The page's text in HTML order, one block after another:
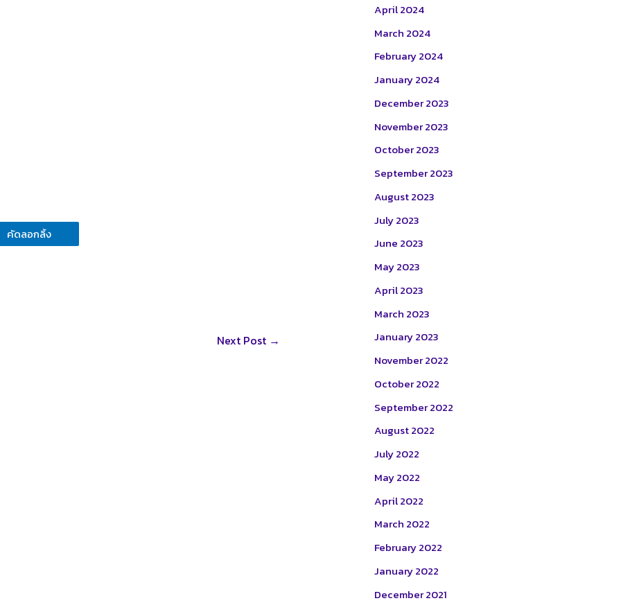
คัดลอกลิ้ง
Next Post →
April 2024
March 2024
February 2024
January 2024
December 2023
November 2023
October 2023
September 2023
August 2023
July 2023
June 2023
May 2023
April 2023
March 2023
January 2023
November 2022
October 2022
September 2022
August 2022
July 2022
May 2022
April 2022
March 2022
February 2022
January 2022
December 2021